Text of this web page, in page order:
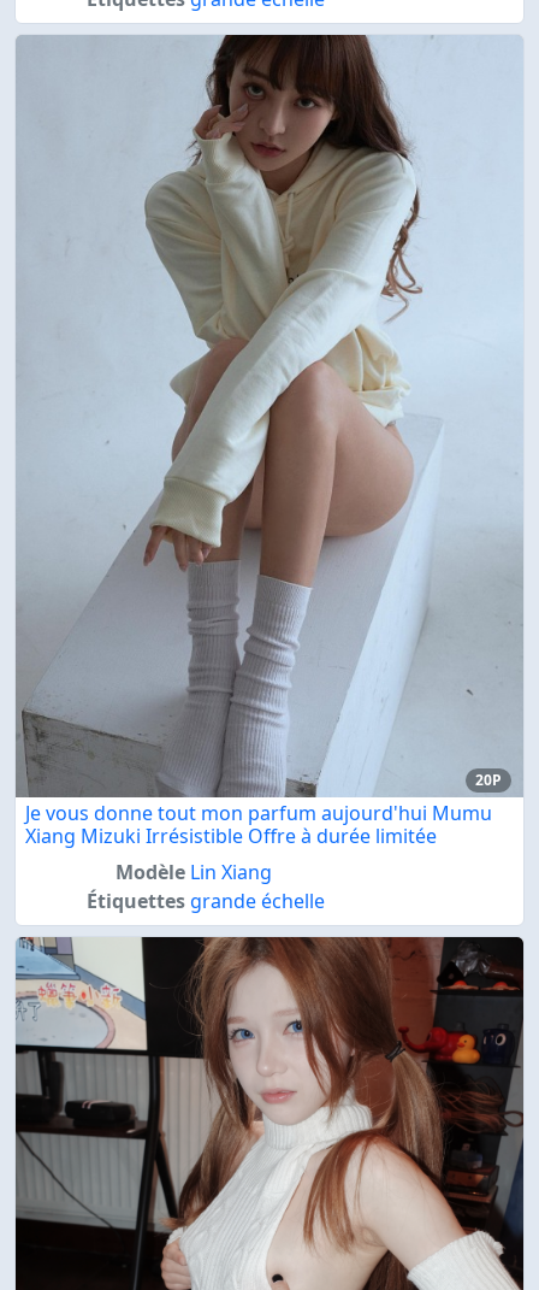
20P
Je vous donne tout mon parfum aujourd'hui Mumu
Xiang Mizuki Irrésistible Offre à durée limitée
Modèle Lin Xiang
Étiquettes grande échelle